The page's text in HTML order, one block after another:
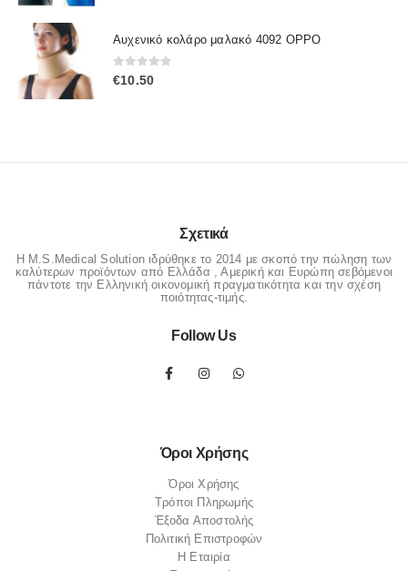
€50.00.είναι:
Αυχενικό κολάρο μαλακό 4092 OPPO
0out of 5
€10.50
Σχετικά
Η M.S.Medical Solution ιδρύθηκε το 2014 με σκοπό την πώληση των
καλύτερων προϊόντων από Ελλάδα , Αμερική και Ευρώπη σεβόμενοι
πάντοτε την Ελληνική οικονομική πραγματικότητα και την σχέση
ποιότητας-τιμής.
Follow Us
Όροι Χρήσης
Όροι Χρήσης
Τρόποι Πληρωμής
Έξοδα Αποστολής
Πολιτική Επιστροφών
Η Εταιρία